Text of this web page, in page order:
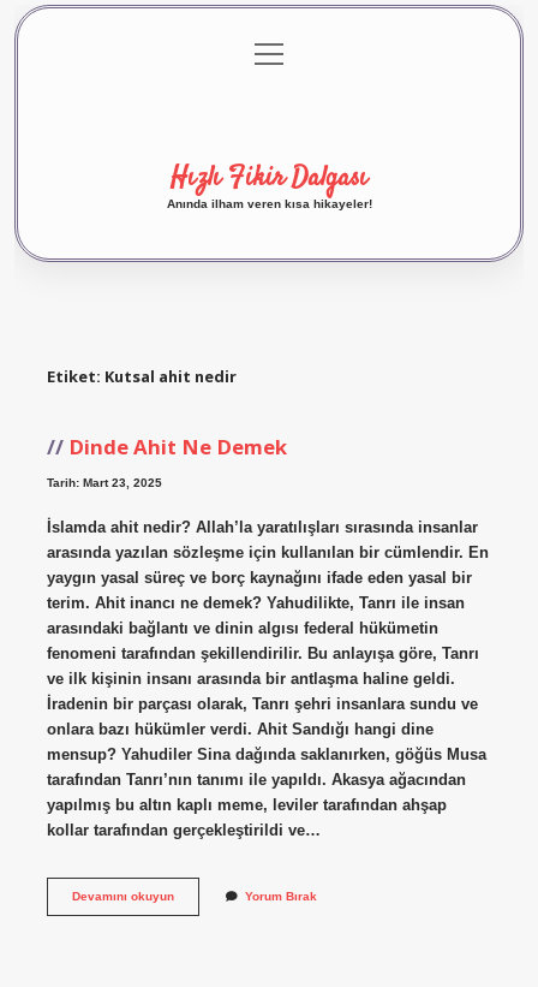
Gizlilik Politikası
menüyü
aç
Hızlı Fikir Dalgası
Anında ilham veren kısa hikayeler!
Etiket: Kutsal ahit nedir
Dinde Ahit Ne Demek
Tarih: Mart 23, 2025
İslamda ahit nedir? Allah’la yaratılışları sırasında insanlar
arasında yazılan sözleşme için kullanılan bir cümlendir. En
yaygın yasal süreç ve borç kaynağını ifade eden yasal bir
terim. Ahit inancı ne demek? Yahudilikte, Tanrı ile insan
arasındaki bağlantı ve dinin algısı federal hükümetin
fenomeni tarafından şekillendirilir. Bu anlayışa göre, Tanrı
ve ilk kişinin insanı arasında bir antlaşma haline geldi.
İradenin bir parçası olarak, Tanrı şehri insanlara sundu ve
onlara bazı hükümler verdi. Ahit Sandığı hangi dine
mensup? Yahudiler Sina dağında saklanırken, göğüs Musa
tarafından Tanrı’nın tanımı ile yapıldı. Akasya ağacından
yapılmış bu altın kaplı meme, leviler tarafından ahşap
kollar tarafından gerçekleştirildi ve…
Devamını okuyunDinde
Yorum Bırak